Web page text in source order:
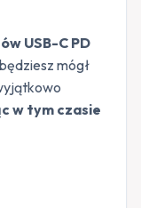
USB-C PD
będziesz mógł
w tym czasie